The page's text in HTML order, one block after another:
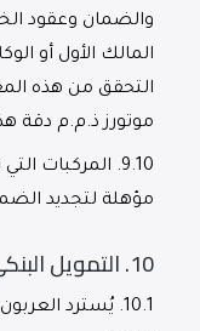
والضمان وعقود
المالك الأول أو
التحقق من هذه
موتورز ذ.م.م دقة
9.10.
مؤهلة لتجديد
10. التمويل
10.1.
يُسترد